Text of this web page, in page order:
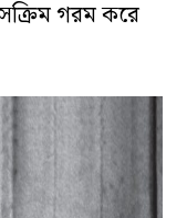
গরম করে